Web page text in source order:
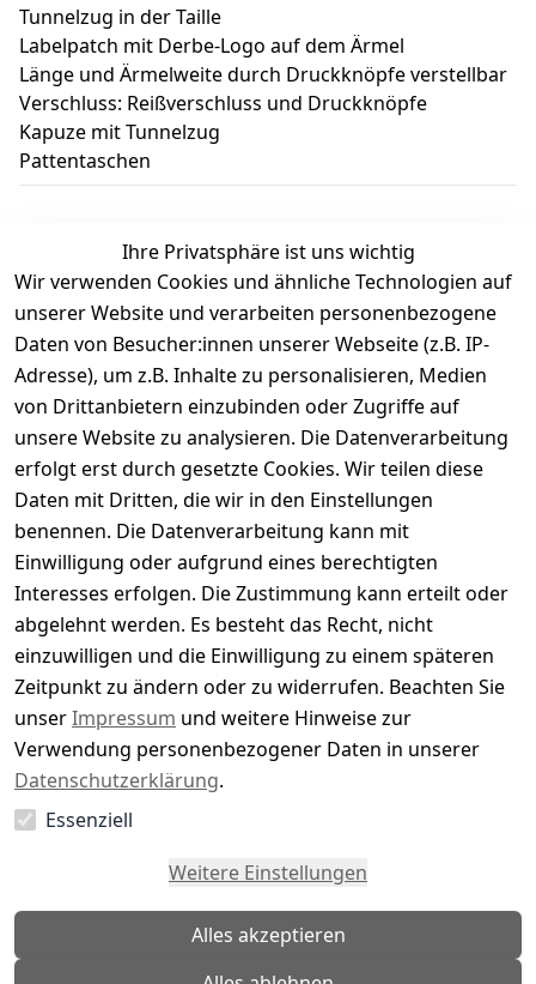
Tunnelzug in der Taille
Labelpatch mit Derbe-Logo auf dem Ärmel
Länge und Ärmelweite durch Druckknöpfe verstellbar
Verschluss: Reißverschluss und Druckknöpfe
Kapuze mit Tunnelzug
Pattentaschen
Kundenbewertungen
Durchschnittliche Bewertung
0
Basierend auf 0 Bewertung(en)
Bewertung abgeben
5
( 0 )
4
( 0 )
3
( 0 )
2
( 0 )
1
( 0 )
Es hat noch niemand eine Bewertung für diesen
Artikel abgegeben
Ihre Privatsphäre ist uns wichtig
Wir verwenden Cookies und ähnliche Technologien auf
unserer Website und verarbeiten personenbezogene
Daten von Besucher:innen unserer Webseite (z.B. IP-
Adresse), um z.B. Inhalte zu personalisieren, Medien
von Drittanbietern einzubinden oder Zugriffe auf
unsere Website zu analysieren. Die Datenverarbeitung
erfolgt erst durch gesetzte Cookies. Wir teilen diese
Daten mit Dritten, die wir in den Einstellungen
benennen. Die Datenverarbeitung kann mit
Einwilligung oder aufgrund eines berechtigten
Interesses erfolgen. Die Zustimmung kann erteilt oder
abgelehnt werden. Es besteht das Recht, nicht
einzuwilligen und die Einwilligung zu einem späteren
Zeitpunkt zu ändern oder zu widerrufen. Beachten Sie
unserImpressum und weitere Hinweise zur
Verwendung personenbezogener Daten in unserer
Datenschutzerklärung.
Essenziell
Weitere Einstellungen
Alles akzeptieren